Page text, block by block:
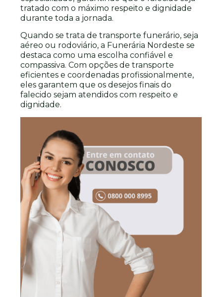
tratado com o máximo respeito e dignidade
durante toda a jornada.
Quando se trata de transporte funerário, seja
aéreo ou rodoviário, a Funerária Nordeste se
destaca como uma escolha confiável e
compassiva. Com opções de transporte
eficientes e coordenadas profissionalmente,
eles garantem que os desejos finais do
falecido sejam atendidos com respeito e
dignidade.